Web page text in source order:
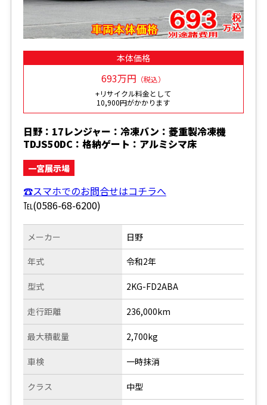
本体価格
693万円 （税込）
+リサイクル料金として
10,900円がかかります
日野：17レンジャー：冷凍バン：菱重製冷凍機
TDJS50DC：格納ゲート：アルミシマ床
一宮展示場
☎スマホでのお問合せはコチラへ
℡(0586-68-6200)
メーカー
年式
型式
走行距離
日野
令和2年
2KG-FD2ABA
236,000km
最大積載量
車検
クラス
2,700kg
一時抹消
中型